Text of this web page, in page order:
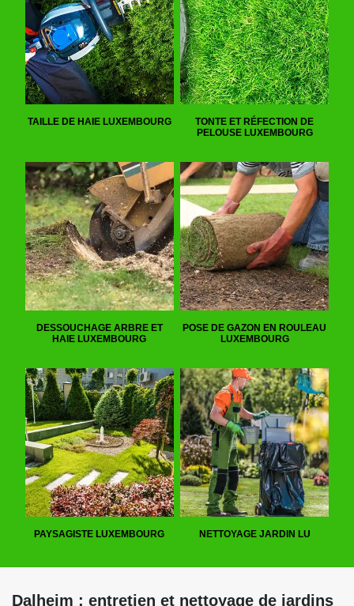
TAILLE DE HAIE LUXEMBOURG
TONTE ET RÉFECTION DE
PELOUSE LUXEMBOURG
DESSOUCHAGE ARBRE ET
HAIE LUXEMBOURG
POSE DE GAZON EN ROULEAU
LUXEMBOURG
PAYSAGISTE LUXEMBOURG NETTOYAGE JARDIN LU
Dalheim : entretien et nettoyage de jardins